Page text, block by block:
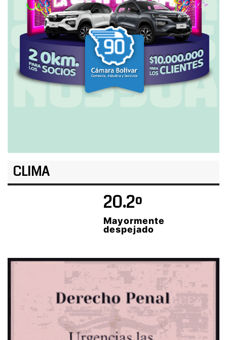
CLIMA
20.2º
Mayormente
despejado